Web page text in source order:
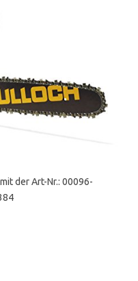
der Art-Nr.: 00096-